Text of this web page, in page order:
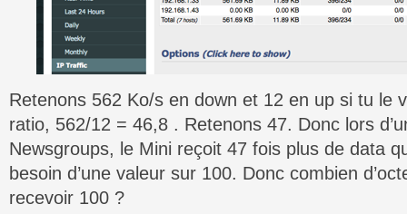
Retenons 562 Ko/s en down et 12 en up si tu le
ratio, 562/12 = 46,8 . Retenons 47. Donc lors
Newsgroups, le Mini reçoit 47 fois plus de data
besoin d’une valeur sur 100. Donc combien
recevoir 100 ?